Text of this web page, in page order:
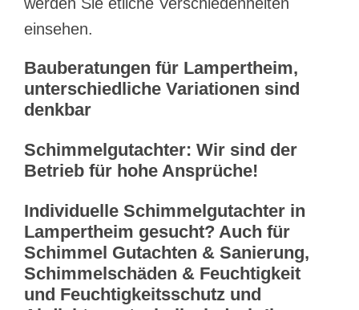
einsehen.
Bauberatungen für Lampertheim,
unterschiedliche Variationen sind
denkbar
Schimmelgutachter: Wir sind der
Betrieb für hohe Ansprüche!
Individuelle Schimmelgutachter in
Lampertheim gesucht? Auch für
Schimmel Gutachten & Sanierung,
Schimmelschäden & Feuchtigkeit
und Feuchtigkeitsschutz und